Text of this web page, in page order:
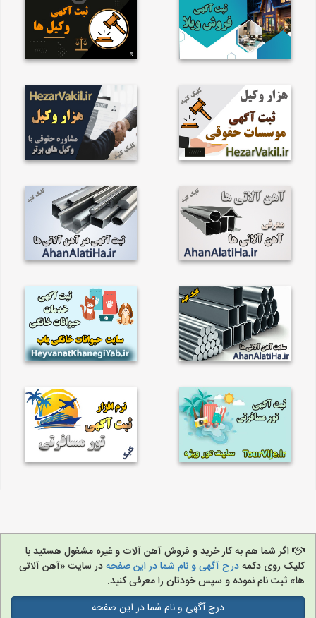
اگر شما هم به کار خرید و فروش آهن آلات و غیره مشغول هستید با
کلیک روی دکمهدرج آگهی و نام شما در این صفحهدر سایت «آهن آلاتی
ها» ثبت نام نموده و سپس خودتان را معرفی کنید.
درج آگهی و نام شما در این صفحه